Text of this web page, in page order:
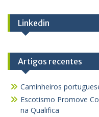
Linkedin
Artigos recentes
Caminheiros
Escotismo Promove
na Qualifica